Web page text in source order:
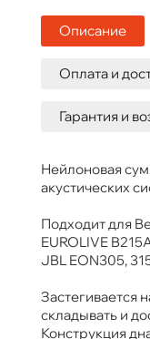
Описание
Оплата и
Гарантия и
Нейлоновая
акустических
Подходит для
EUROLIVE
JBL EON305,
Застегивается
складывать и
Конструкция